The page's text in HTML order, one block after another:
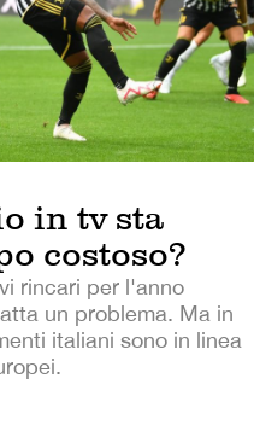
in tv sta
costoso?
rincari per l'anno
un problema. Ma in
italiani sono in linea